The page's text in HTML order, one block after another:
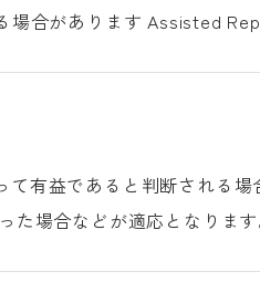
1,820点5,460円 検査代（超音波・採血代等
有益であると判断される
応となります。 治療の流れ（約1～2ヶ月）